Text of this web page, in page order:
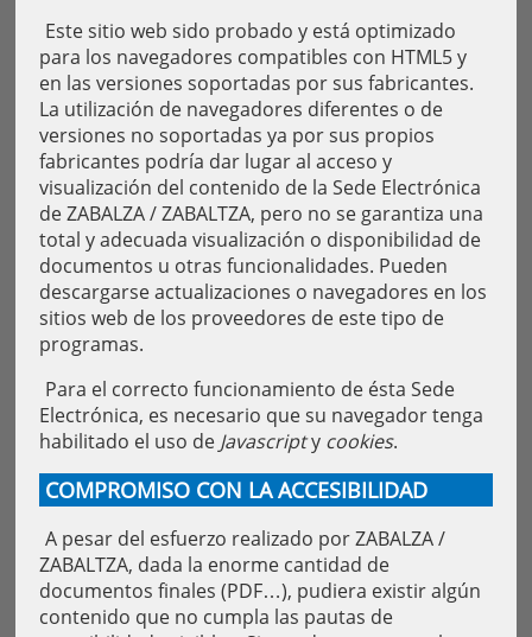
Este sitio web sido probado y está optimizado
para los navegadores compatibles con HTML5 y
en las versiones soportadas por sus fabricantes.
La utilización de navegadores diferentes o de
versiones no soportadas ya por sus propios
fabricantes podría dar lugar al acceso y
visualización del contenido de la Sede Electrónica
de ZABALZA / ZABALTZA, pero no se garantiza una
total y adecuada visualización o disponibilidad de
documentos u otras funcionalidades. Pueden
descargarse actualizaciones o navegadores en los
sitios web de los proveedores de este tipo de
programas.
Para el correcto funcionamiento de ésta Sede
Electrónica, es necesario que su navegador tenga
habilitado el uso de Javascripty cookies.
COMPROMISO CON LA ACCESIBILIDAD
A pesar del esfuerzo realizado por ZABALZA /
ZABALTZA, dada la enorme cantidad de
documentos finales (PDF…), pudiera existir algún
contenido que no cumpla las pautas de